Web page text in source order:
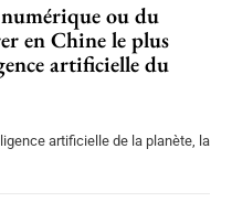
numérique ou du
en Chine le plus
artificielle du
artificielle de la planète, la